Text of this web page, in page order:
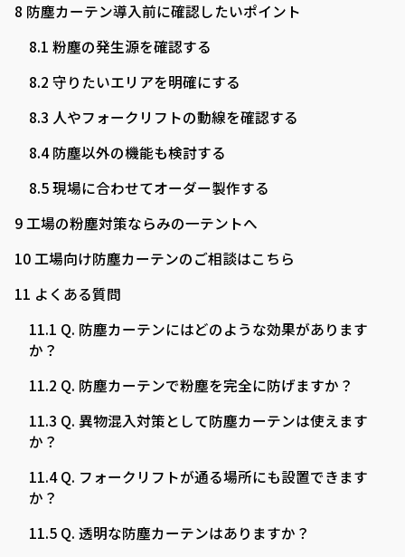
8 防塵カーテン導入前に確認したいポイント
8.1 粉塵の発生源を確認する
8.2 守りたいエリアを明確にする
8.3 人やフォークリフトの動線を確認する
8.4防塵以外の機能も検討する
8.5現場に合わせてオーダー製作する
9工場の粉塵対策ならみの一テントへ
10工場向け防塵カーテンのご相談はこちら
11 よくある質問
11.1 Q. 防塵カーテンにはどのような効果があります
か？
11.2 Q. 防塵カーテンで粉塵を完全に防げますか？
11.3 Q. 異物混入対策として防塵カーテンは使えます
か？
11.4Q. フォークリフトが通る場所にも設置できます
か？
11.5 Q. 透明な防塵カーテンはありますか？